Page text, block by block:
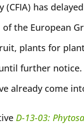
(CFIA) has
the European
plants for
further
already come
D-13-03: